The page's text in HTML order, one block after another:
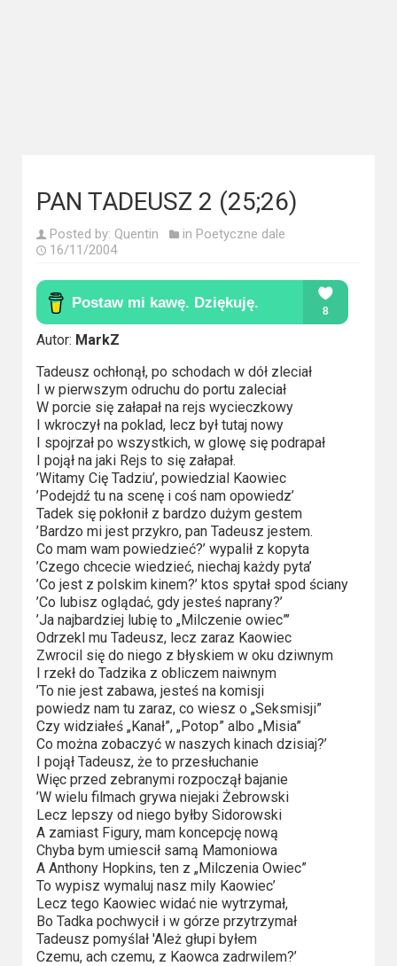
dokumentalne
Horrory
azjatyckie
Kino
Kino
polskie
Komedie
Korea
Południowa
Filmy
oparte
na
faktach
Thrillery
Streaming
Amazon
Prime
Video
Apple
TV
+
Disney+
PAN TADEUSZ 2 (25;26)
Posted by: Quentin in Poetyczne dale
16/11/2004
Autor: MarkZ
Tadeusz ochłonął, po schodach w dół zleciał
I w pierwszym odruchu do portu zaleciał
W porcie się załapał na rejs wycieczkowy
I wkroczył na poklad, lecz był tutaj nowy
I spojrzał po wszystkich, w glowę się podrapał
I pojął na jaki Rejs to się załapał.
’Witamy Cię Tadziu’, powiedzial Kaowiec
’Podejdź tu na scenę i coś nam opowiedz’
Tadek się pokłonił z bardzo dużym gestem
’Bardzo mi jest przykro, pan Tadeusz jestem.
Co mam wam powiedzieć?’ wypalił z kopyta
’Czego chcecie wiedzieć, niechaj każdy pyta’
’Co jest z polskim kinem?’ ktos spytał spod ściany
’Co lubisz oglądać, gdy jesteś naprany?’
’Ja najbardziej lubię to „Milczenie owiec”’
Odrzekl mu Tadeusz, lecz zaraz Kaowiec
Zwrocil się do niego z błyskiem w oku dziwnym
I rzekł do Tadzika z obliczem naiwnym
’To nie jest zabawa, jesteś na komisji
powiedz nam tu zaraz, co wiesz o „Seksmisji”
Czy widziałeś „Kanał”, „Potop” albo „Misia”
Co można zobaczyć w naszych kinach dzisiaj?’
I pojął Tadeusz, że to przesłuchanie
Więc przed zebranymi rozpoczął bajanie
’W wielu filmach grywa niejaki Żebrowski
Lecz lepszy od niego byłby Sidorowski
A zamiast Figury, mam koncepcję nową
Chyba bym umiescił samą Mamoniowa
A Anthony Hopkins, ten z „Milczenia Owiec”
To wypisz wymaluj nasz mily Kaowiec’
Lecz tego Kaowiec widać nie wytrzymał,
Bo Tadka pochwycił i w górze przytrzymał
Tadeusz pomyślał 'Ależ głupi byłem
Czemu, ach czemu, z Kaowca zadrwilem?’